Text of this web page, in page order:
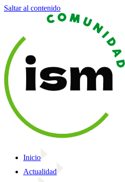
Saltar al contenido
Inicio
Actualidad